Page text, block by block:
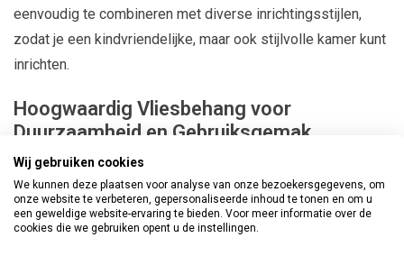
eenvoudig te combineren met diverse inrichtingsstijlen,
zodat je een kindvriendelijke, maar ook stijlvolle kamer kunt
inrichten.
Hoogwaardig Vliesbehang voor
Duurzaamheid en Gebruiksgemak
De Lilly & Luis behangcollectie
vliesbehang, wat niet alleenduurzaamis, maar ookzeer
gebruiksvriendelijk. Hetrobuuste materiaalzorgt ervoor
Wij gebruiken cookies
We kunnen deze plaatsen voor analyse van onze bezoekersgegevens, om
onze website te verbeteren, gepersonaliseerde inhoud te tonen en om u
een geweldige website-ervaring te bieden. Voor meer informatie over de
cookies die we gebruiken opent u de instellingen.